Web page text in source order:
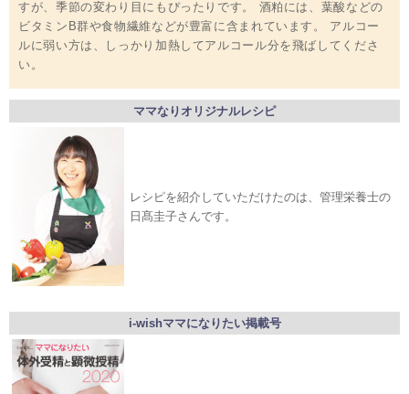
すが、季節の変わり目にもぴったりです。 酒粕には、葉酸などの
ビタミンB群や食物繊維などが豊富に含まれています。 アルコー
ルに弱い方は、しっかり加熱してアルコール分を飛ばしてくださ
い。
ママなりオリジナルレシピ
レシピを紹介していただけたのは、管理栄養士の
日髙圭子さんです。
i-wishママになりたい掲載号